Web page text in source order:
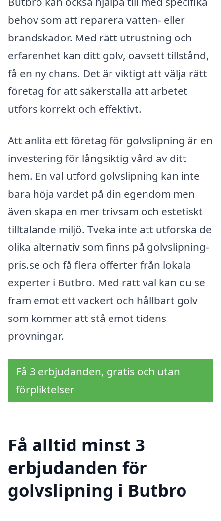
behov som att reparera vatten- eller
brandskador. Med rätt utrustning och
erfarenhet kan ditt golv, oavsett tillstånd,
få en ny chans. Det är viktigt att välja rätt
företag för att säkerställa att arbetet
utförs korrekt och effektivt.
Att anlita ett företag för golvslipning är en
investering för långsiktig vård av ditt
hem. En väl utförd golvslipning kan inte
bara höja värdet på din egendom men
även skapa en mer trivsam och estetiskt
tilltalande miljö. Tveka inte att utforska de
olika alternativ som finns på golvslipning-
pris.se och få flera offerter från lokala
experter i Butbro. Med rätt val kan du se
fram emot ett vackert och hållbart golv
som kommer att stå emot tidens
prövningar.
Få 3 erbjudanden, gratis och utan
förpliktelser
Få alltid minst 3
erbjudanden för
golvslipning i Butbro